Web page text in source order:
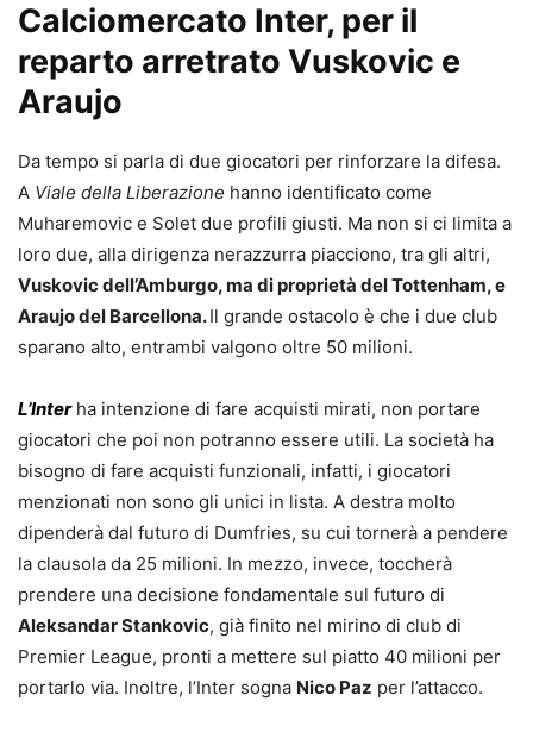
Calciomercato Inter, per il
reparto arretrato Vuskovic e
Araujo
Da tempo si parla di due giocatori per rinforzare la difesa.
A Viale della Liberazione hanno identificato come
Muharemovic e Solet due profili giusti. Ma non si ci limita a
loro due, alla dirigenza nerazzurra piacciono, tra gli altri,
Vuskovic dell’Amburgo, ma di proprietà del Tottenham, e
Araujo del Barcellona.Il grande ostacolo è che i due club
sparano alto, entrambi valgono oltre 50 milioni.
L’Interha intenzione di fare acquisti mirati, non portare
giocatori che poi non potranno essere utili. La società ha
bisogno di fare acquisti funzionali, infatti, i giocatori
menzionati non sono gli unici in lista. A destra molto
dipenderà dal futuro di Dumfries, su cui tornerà a pendere
la clausola da 25 milioni. In mezzo, invece, toccherà
prendere una decisione fondamentale sul futuro di
Aleksandar Stankovic, già finito nel mirino di club di
Premier League, pronti a mettere sul piatto 40 milioni per
portarlo via. Inoltre, l’Inter sogna Nico Paz per l’attacco.